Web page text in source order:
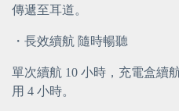
傳遞至耳道。
・長效續航 隨時暢聽
單次續航 10 小時，充電盒續
用 4 小時。